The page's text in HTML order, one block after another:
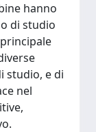
hanno
di studio
studio, e di
nel